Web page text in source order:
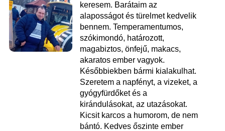
keresem. Barátaim az
alaposságot és türelmet kedvelik
bennem. Temperamentumos,
szókimondó, határozott,
magabiztos, önfejű, makacs,
akaratos ember vagyok.
Későbbiekben bármi kialakulhat.
Szeretem a napfényt, a vizeket, a
gyógyfürdőket és a
kirándulásokat, az utazásokat.
Kicsit karcos a humorom, de nem
bántó. Kedves őszinte ember